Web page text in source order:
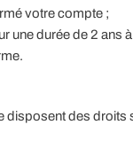
votre compte ;
une durée de 2 ans
des droits